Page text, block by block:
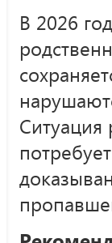
В 2026
Ситуация